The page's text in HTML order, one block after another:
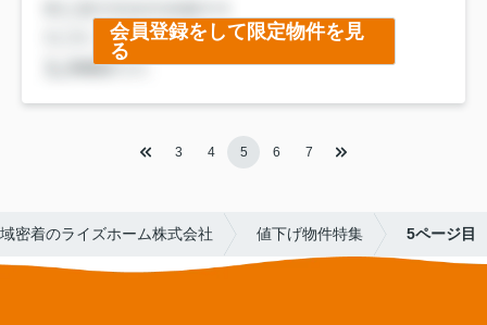
会員登録をして限定物件を見
る
3 4 5 6 7
密着のライズホーム株式会社 値下げ物件特集 5ページ目